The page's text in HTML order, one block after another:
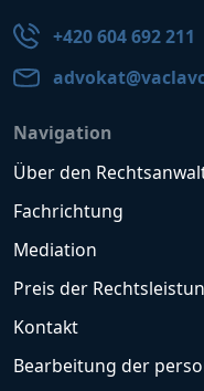
+420 604 692 211
Navigation
Über den
Fachrichtung
Mediation
Preis der
Kontakt
Bearbeitung der